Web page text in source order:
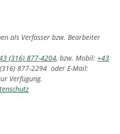
als Verfasser bzw. Bearbeiter
(316) 877-4204, bzw. Mobil: +43
877-2294 oder E-Mail:
Verfügung.